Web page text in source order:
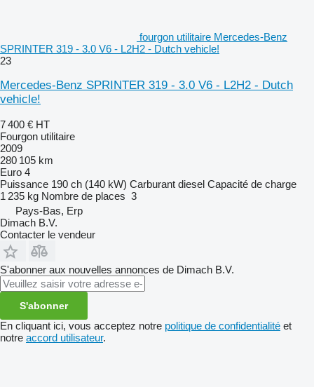
fourgon utilitaire Mercedes-Benz
SPRINTER 319 - 3.0 V6 - L2H2 - Dutch vehicle!
23
Mercedes-Benz SPRINTER 319 - 3.0 V6 - L2H2 - Dutch
vehicle!
7 400 € HT
Fourgon utilitaire
2009
280 105 km
Euro 4
Puissance 190 ch (140 kW) Carburant diesel Capacité de charge
1 235 kg Nombre de places 3
Pays-Bas, Erp
Dimach B.V.
Contacter le vendeur
S'abonner aux nouvelles annonces de Dimach B.V.
S'abonner
En cliquant ici, vous acceptez notre politique de confidentialité et
notre accord utilisateur.